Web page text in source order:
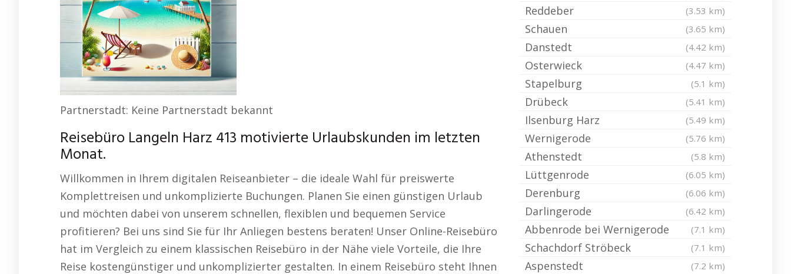
Partnerstadt: Keine Partnerstadt bekannt
Reisebüro Langeln Harz 413 motivierte Urlaubskunden im letzten
Monat.
Willkommen in Ihrem digitalen Reiseanbieter – die ideale Wahl für preiswerte
Komplettreisen und unkomplizierte Buchungen. Planen Sie einen günstigen Urlaub
und möchten dabei von unserem schnellen, flexiblen und bequemen Service
profitieren? Bei uns sind Sie für Ihr Anliegen bestens beraten! Unser Online-Reisebüro
hat im Vergleich zu einem klassischen Reisebüro in der Nähe viele Vorteile, die Ihre
Reise kostengünstiger und unkomplizierter gestalten. In einem Reisebüro steht Ihnen
Reddeber (3.53 km)
Schauen (3.65 km)
Danstedt (4.42 km)
Osterwieck (4.47 km)
Stapelburg (5.1 km)
Drübeck (5.41 km)
Ilsenburg Harz (5.49 km)
Wernigerode (5.76 km)
Athenstedt (5.8 km)
Lüttgenrode (6.05 km)
Derenburg (6.06 km)
Darlingerode (6.42 km)
Abbenrode bei Wernigerode (7.1 km)
Schachdorf Ströbeck (7.1 km)
Aspenstedt (7.2 km)